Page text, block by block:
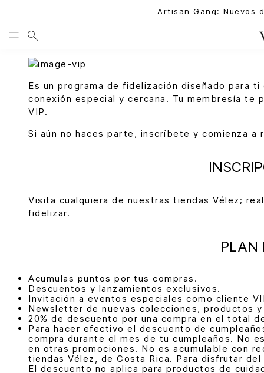
Artisan Gang: Nuevos
Es un programa de fidelización diseñado para
conexión especial y cercana. Tu membresía
VIP.
Si aún no haces parte, inscríbete y comienza
Visita cualquiera de nuestras tiendas Vélez;
fidelizar.
PLAN
Acumulas puntos por tus compras.
Descuentos y lanzamientos exclusivos.
Invitación a eventos especiales como cliente
Newsletter de nuevas colecciones, productos
20% de descuento por una compra en el total
Para hacer efectivo el descuento de
compra durante el mes de tu cumpleaños. No
en otras promociones. No es acumulable con
tiendas Vélez, de Costa Rica. Para disfrutar
El descuento no aplica para productos de